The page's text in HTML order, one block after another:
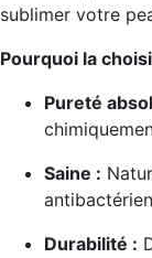
sublimer votre
Pourquoi la
Pureté
Saine :
Durabilité :